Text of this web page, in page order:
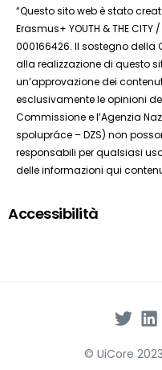
“Questo sito web è stato
Erasmus+ YOUTH & THE
000166426. Il sostegno della
alla realizzazione di questo
un’approvazione dei
esclusivamente le opinioni
Commissione e l’Agenzia
spolupráce – DZS) non
responsabili per qualsiasi
delle informazioni qui
Accessibilità
© UiCore 2023